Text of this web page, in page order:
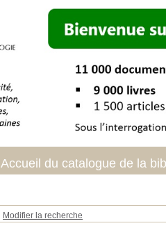
Modifier la recherche
Accueil du catalogue de la